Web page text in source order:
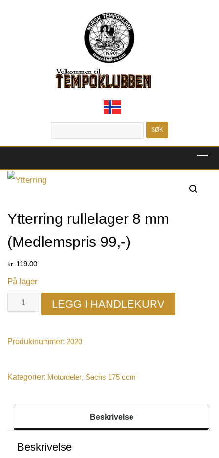
Ytterring rullelager 8 mm
(Medlemspris 99,-)
kr 119.00
På lager
LEGG I HANDLEKURV
Produktnummer: 2020
Kategorier: Motordeler, Sachs 175 ccm
Beskrivelse
Beskrivelse